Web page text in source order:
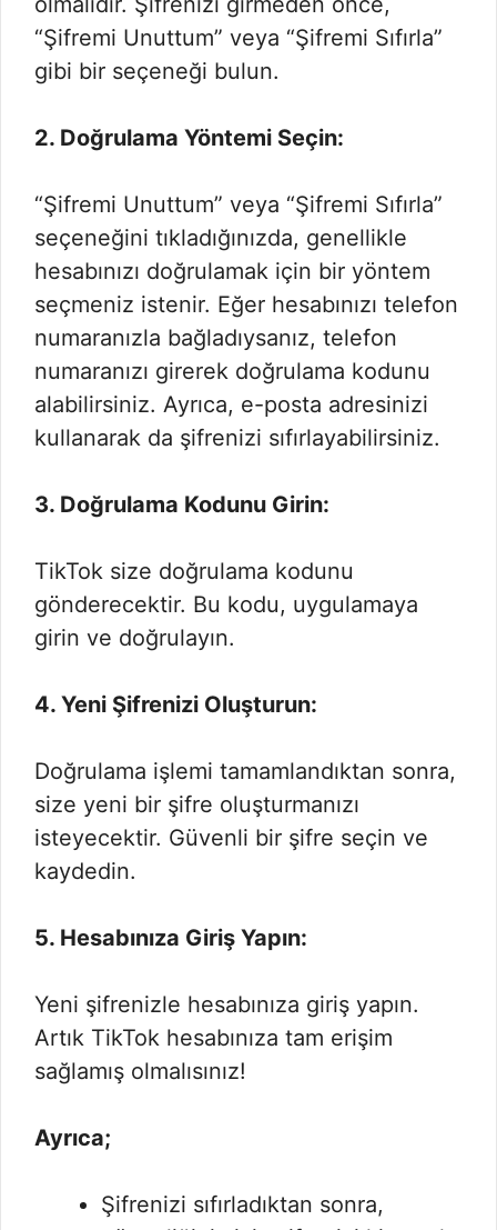
“Şifremi Unuttum” veya “Şifremi Sıfırla”
gibi bir seçeneği bulun.
2. Doğrulama Yöntemi Seçin:
“Şifremi Unuttum” veya “Şifremi Sıfırla”
seçeneğini tıkladığınızda, genellikle
hesabınızı doğrulamak için bir yöntem
seçmeniz istenir. Eğer hesabınızı telefon
numaranızla bağladıysanız, telefon
numaranızı girerek doğrulama kodunu
alabilirsiniz. Ayrıca, e-posta adresinizi
kullanarak da şifrenizi sıfırlayabilirsiniz.
3. Doğrulama Kodunu Girin:
TikTok size doğrulama kodunu
gönderecektir. Bu kodu, uygulamaya
girin ve doğrulayın.
4. Yeni Şifrenizi Oluşturun:
Doğrulama işlemi tamamlandıktan sonra,
size yeni bir şifre oluşturmanızı
isteyecektir. Güvenli bir şifre seçin ve
kaydedin.
5. Hesabınıza Giriş Yapın:
Yeni şifrenizle hesabınıza giriş yapın.
Artık TikTok hesabınıza tam erişim
sağlamış olmalısınız!
Ayrıca;
Şifrenizi sıfırladıktan sonra,